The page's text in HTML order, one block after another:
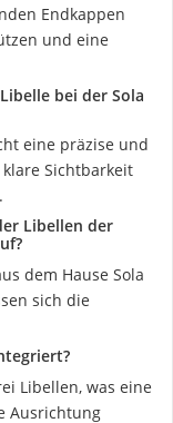
Endkappen
und eine
bei der Sola
eine präzise und
Sichtbarkeit
Libellen der
dem Hause Sola
sich die
Libellen, was eine
Ausrichtung